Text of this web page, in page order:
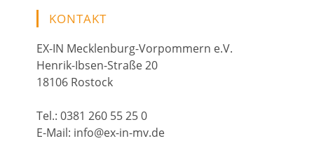
KONTAKT
EX-IN Mecklenburg-Vorpommern e.V.
Henrik-Ibsen-Straße 20
18106 Rostock
Tel.: 0381 260 55 25 0
E-Mail: info@ex-in-mv.de